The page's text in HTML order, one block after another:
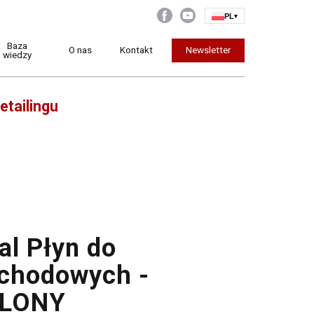
PL▾
Baza
wiedzy
O nas Kontakt Newsletter
Płyn do
-